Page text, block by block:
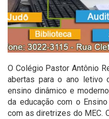
O Colégio Pastor Antônio
abertas para o ano letivo
ensino dinâmico e
da educação com o
com as diretrizes do MEC.